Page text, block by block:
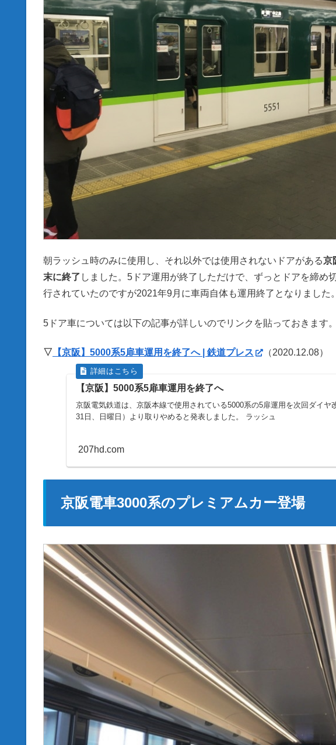
朝ラッシュ時のみに使用し、それ以外では使用されないドアがある京
末に終了 しました。5ドア運用が終了しただけで、ずっとドアを締め
行されていたのですが2021年9月に車両自体も運用終了となりました。
5ドア車については以下の記事が詳しいのでリンクを貼っておきます。
▽ 【京阪】5000系5扉車運用を終了へ | 鉄道プレス （2020.12.08）
【京阪】5000系5扉車運用を終了へ
京阪電気鉄道は、京阪本線で使用されている5000系の5扉運用を次回ダイヤ
31日、日曜日）より取りやめると発表しました。 ラッシュ
207hd.com
京阪電車3000系のプレミアムカー登場